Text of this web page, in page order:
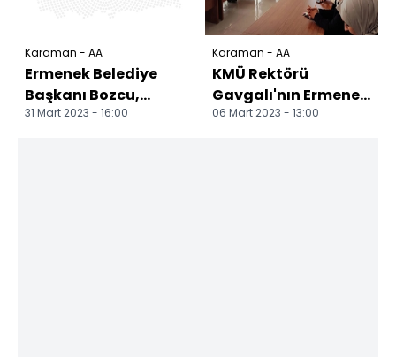
Karaman - AA
Ermenek Belediye
Başkanı Bozcu,
pazar yerini ziyaret
31 Mart 2023 - 16:00
Karaman - AA
KMÜ Rektörü
Gavgalı'nın Ermenek
ziyaretleri
06 Mart 2023 - 13:00